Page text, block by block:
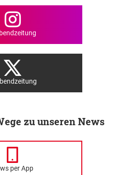
zu unseren News
per App